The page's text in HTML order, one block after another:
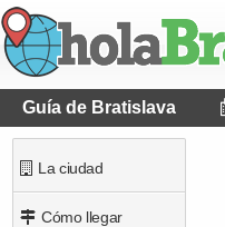
Guía de Bratislava
La ciudad
Cómo llegar